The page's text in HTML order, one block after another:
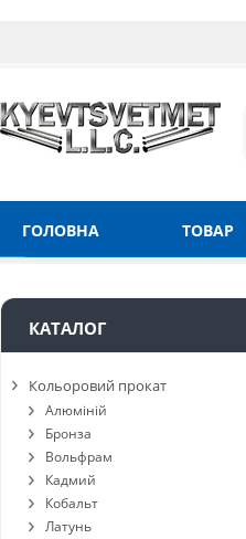
ГОЛОВНА ТОВАР
КАТАЛОГ
Кольоровий прокат
Алюміній
Бронза
Вольфрам
Кадмий
Кобальт
Латунь